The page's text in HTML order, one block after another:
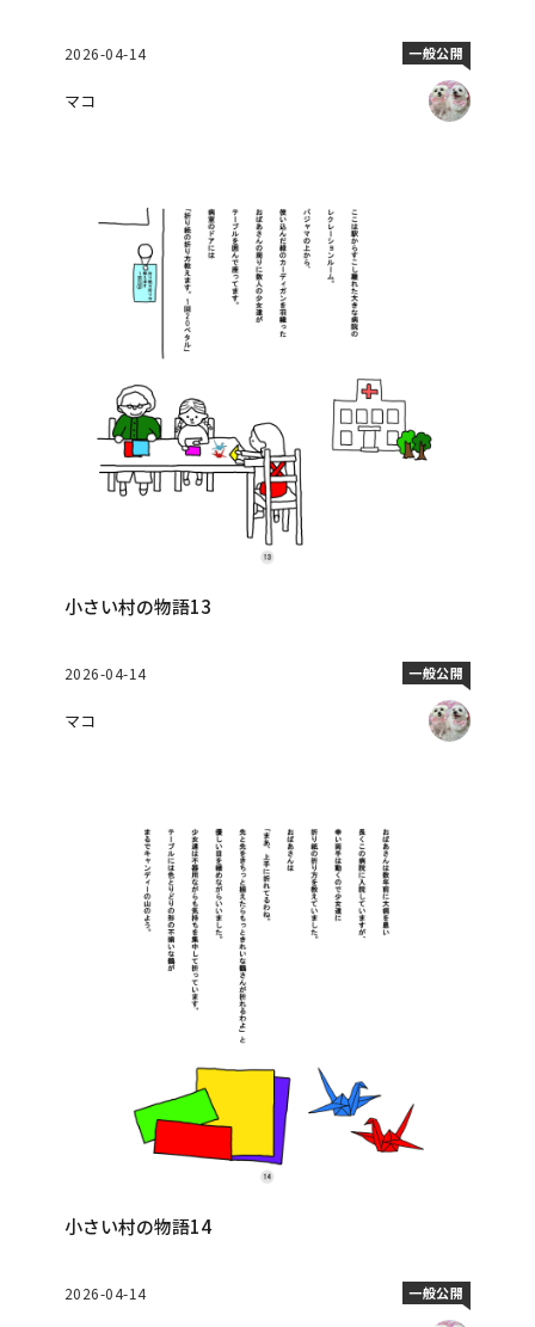
2026-04-14 一般公開
マコ
小さい村の物語13
2026-04-14 一般公開
マコ
小さい村の物語14
2026-04-14 一般公開